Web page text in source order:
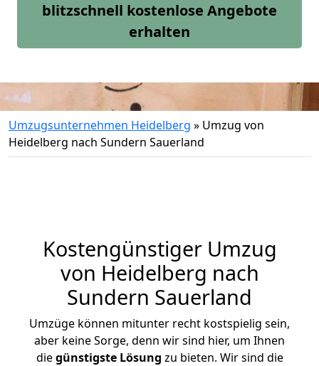
blitzschnell kostenlose Angebote
erhalten
Umzugsunternehmen Heidelberg » Umzug von
Heidelberg nach Sundern Sauerland
Kostengünstiger Umzug
von Heidelberg nach
Sundern Sauerland
Umzüge können mitunter recht kostspielig sein,
aber keine Sorge, denn wir sind hier, um Ihnen
diegünstigste Lösung zu bieten. Wir sind die